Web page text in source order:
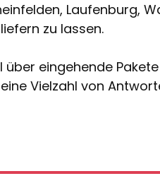
Laufenburg,
zu lassen.
eingehende
Vielzahl von